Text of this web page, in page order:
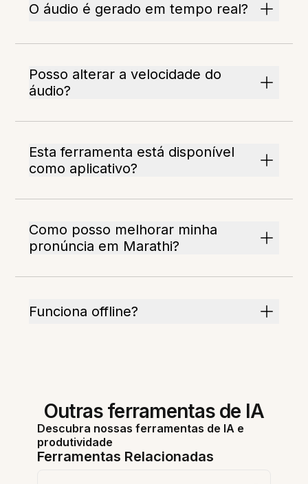
O áudio é gerado em tempo real?
Posso alterar a velocidade do
áudio?
Esta ferramenta está disponível
como aplicativo?
Como posso melhorar minha
pronúncia em Marathi?
Funciona offline?
Outras ferramentas de IA
Descubra nossas ferramentas de IA e
produtividade
Ferramentas Relacionadas